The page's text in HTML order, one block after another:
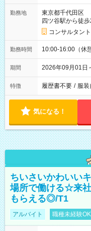
勤務地
東京都千代田区
四ツ谷駅から徒
コンサルタン
勤務時間 10:00-16:00（休
期間 2026年09月01
特徴 履歴書不要 / 服装
気になる！
ちいさいかわいい
場所で働ける☆来
もらえる◎/T1
アルバイト 職種未経験OK